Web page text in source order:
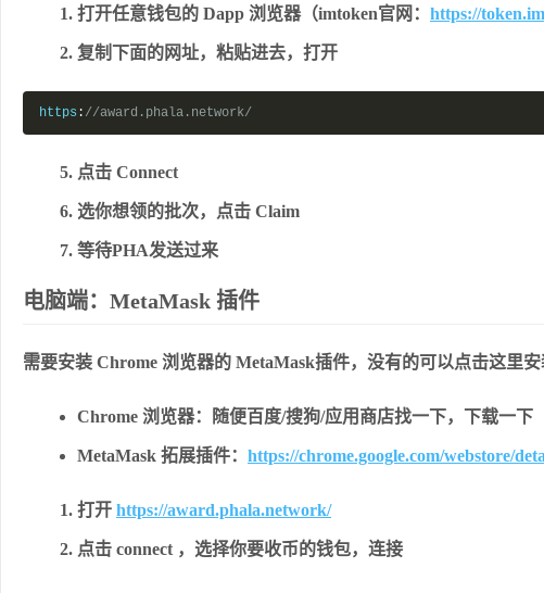
打开任意钱包的 Dapp 浏览器（imtoken官网： https://
复制下面的网址，粘贴进去，打开
https : //award.phala.network/
点击 Connect
选你想领的批次，点击 Claim
等待PHA发送过来
电脑端：MetaMask 插件
需要安装 Chrome 浏览器的 MetaMask插件，没有的可以点击这里
Chrome 浏览器：随便百度/搜狗/应用商店找一下，下载一下
MetaMask 拓展插件： https://chrome.google.com/webstore/
打开 https://award.phala.network/
点击 connect ，选择你要收币的钱包，连接